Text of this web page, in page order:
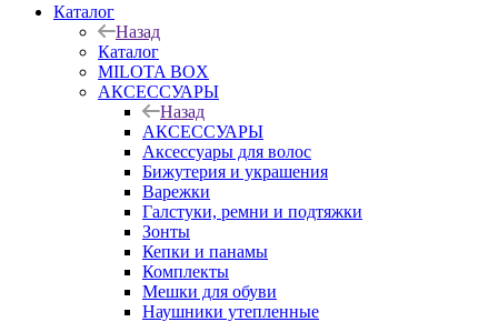
Каталог
Назад
Каталог
MILOTA BOX
АКСЕССУАРЫ
Назад
АКСЕССУАРЫ
Аксессуары для волос
Бижутерия и украшения
Варежки
Галстуки, ремни и подтяжки
Зонты
Кепки и панамы
Комплекты
Мешки для обуви
Наушники утепленные